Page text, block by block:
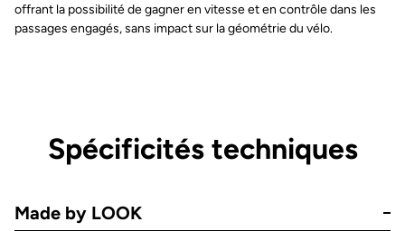
offrant la possibilité de gagner en vitesse et en contrôle dans les
passages engagés, sans impact sur la géométrie du vélo.
Spécificités techniques
Made by LOOK